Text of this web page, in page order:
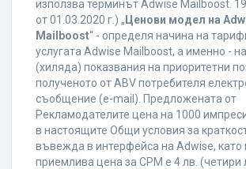
използва терминът Adwise Mailboost.
от 01.03.2020 г.) „ Ценови модел на
Mailboost“ - определя начина на
услугата Adwise Mailboost, а именно -
(хиляда) показвания на приоритетни
полученото от ABV потребителя
съобщение (e-mail). Предложената от
Рекламодателите цена на 1000
в настоящите Общи условия за
въвежда в интерфейса на Adwise,
приемлива цена за CPM е 4 лв. (четири